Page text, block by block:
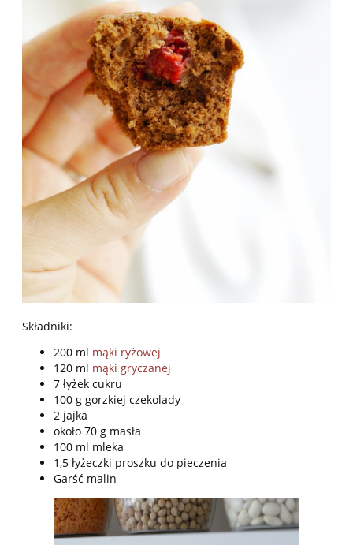
Składniki:
200 ml mąki ryżowej
120 ml mąki gryczanej
7 łyżek cukru
100 g gorzkiej czekolady
2 jajka
około 70 g masła
100 ml mleka
1,5 łyżeczki proszku do pieczenia
Garść malin